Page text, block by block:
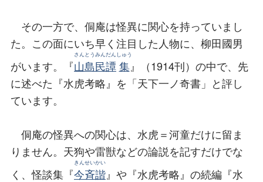
その一方で、侗庵は怪異に関心を持っていまし
た。この面にいち早く注目した人物に、柳田國男
がいます。『山島
さんとう
民譚
みんだん
集
しゅう
』（1914刊）の中で、先
に述べた『水虎考略』を「天下一ノ奇書」と評し
ています。
侗庵の怪異への関心は、水虎＝河童だけに留ま
りません。天狗や雷獣などの論説を記すだけでな
く、怪談集『今斉諧
きんせいかい
』や『水虎考略』の続編『水